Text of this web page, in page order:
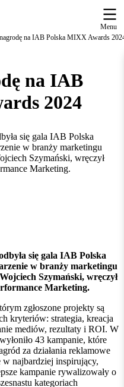
Menu
na IAB Polska MIXX Awards
na IAB
2024
się gala IAB Polska
w branży marketingu
Szymański, wręczył
Marketing.
się gala IAB Polska
w branży marketingu
Szymański, wręczył
Marketing.
zgłoszone projekty są
kryteriów: strategia, kreacja
mediów, rezultaty i ROI. W
43 kampanie, które
za działania reklamowe
najbardziej inspirujący,
kampanie rywalizowały o
kategoriach